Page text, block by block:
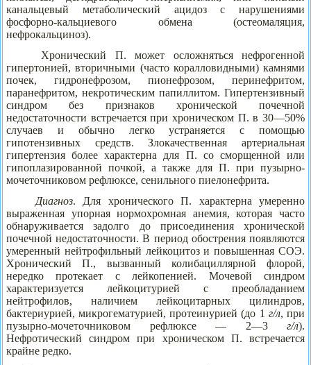
канальцевый метаболический ацидоз с нарушениями
фосфорно-кальциевого обмена (остеомаляция,
нефрокальциноз).
Хронический П. может осложняться нефрогенной
гипертонией, вторичными (часто коралловидными) камнями
почек, гидронефрозом, пионефрозом, перинефритом,
паранефритом, некротическим папиллитом. Гипертензивный
синдром без признаков хронической почечной
недостаточности встречается при хроническом П. в 30—50%
случаев и обычно легко устраняется с помощью
гипотензивных средств. Злокачественная артериальная
гипертензия более характерна для П. со сморщенной или
гипоплазированной почкой, а также для П. при пузырно-
мочеточниковом рефлюксе, сенильного пиелонефрита.
Диагноз. Для хронического П. характерна умеренно
выраженная упорная нормохромная анемия, которая часто
обнаруживается задолго до присоединения хронической
почечной недостаточности. В период обострения появляются
умеренный нейтрофильный лейкоцитоз и повышенная СОЭ.
Хронический П., вызванный колибациллярной флорой,
нередко протекает с лейкопенией. Мочевой синдром
характеризуется лейкоцитурией с преобладанием
нейтрофилов, наличием лейкоцитарных цилиндров,
бактериурией, микрогематурией, протеинурией (до 1 г/л, при
пузырно-мочеточниковом рефлюксе — 2—3 г/л).
Нефротический синдром при хроническом П. встречается
крайне редко.